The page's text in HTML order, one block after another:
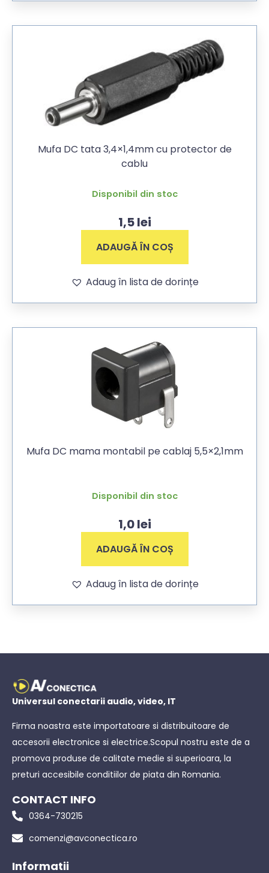
Mufa DC tata 3,4×1,4mm cu protector de
cablu
Disponibil din stoc
1,5lei
ADAUGĂ ÎN COȘ
Adaug în lista de dorințe
Mufa DC mama montabil pe cablaj 5,5×2,1mm
Disponibil din stoc
1,0lei
ADAUGĂ ÎN COȘ
Adaug în lista de dorințe
Universul conectarii audio, video, IT
Firma noastra este importatoare si distribuitoare de
accesorii electronice si electrice.Scopul nostru este de a
promova produse de calitate medie si superioara, la
preturi accesibile conditiilor de piata din Romania.
CONTACT INFO
0364-730215
comenzi@avconectica.ro
Informatii